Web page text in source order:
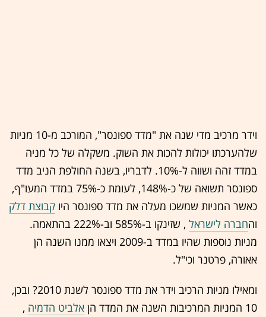
וידר מרכיב מדי שנה את "מדד ספונסר", המורכב מ-10 מניות
שלהערכתו יכולות להכות את השוק. משקלה של כל מניה
במדד זהה ושווה ל-10%. לדבריו, בשנה החולפת הניב מדד
ספונסר תשואה של כ-148%, לעומת כ-75% במדד המעו"ף,
כאשר המניות שמשכו מעלה את מדד ספונסר היו קבוצת דלק
והחברה לישראל
, שזינקו ב-585% וב-222% בהתאמה.
מניות נוספות שהיו במדד ב-2009 ויצאו ממנו השנה הן
אאורה, פרטנר וכי"ל.
ומאילו מניות הרכיב וידר את מדד ספונסר לשנת 2010? ובכן,
10 המניות המרכיבות השנה את המדד הן
אלביט הדמיה ,